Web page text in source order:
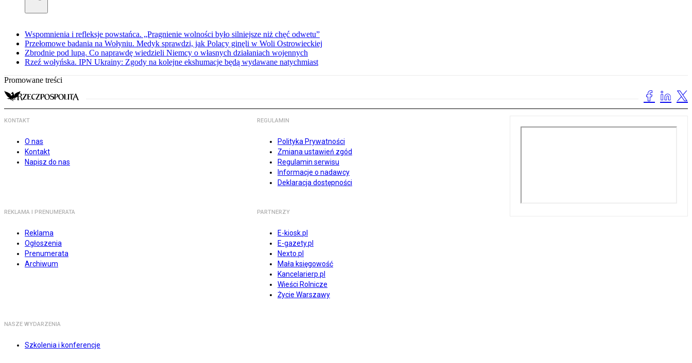
Wspomnienia i refleksje powstańca. „Pragnienie wolności było silniejsze niż chęć odwetu”
Przełomowe badania na Wołyniu. Medyk sprawdzi, jak Polacy ginęli w Woli Ostrowieckiej
Zbrodnie pod lupą. Co naprawdę wiedzieli Niemcy o własnych działaniach wojennych
Rzeź wołyńska. IPN Ukrainy: Zgody na kolejne ekshumacje będą wydawane natychmiast
Promowane treści
KONTAKT
O nas
Kontakt
Napisz do nas
REGULAMIN
Polityka Prywatności
Zmiana ustawień zgód
Regulamin serwisu
Informacje o nadawcy
Deklaracja dostępności
REKLAMA I PRENUMERATA
Reklama
Ogłoszenia
Prenumerata
Archiwum
PARTNERZY
E-kiosk.pl
E-gazety.pl
Nexto.pl
Mała księgowość
Kancelarierp.pl
Wieści Rolnicze
Życie Warszawy
NASZE WYDARZENIA
Szkolenia i konferencje